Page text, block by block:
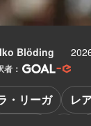
Blöding
者：
・リーガ レ